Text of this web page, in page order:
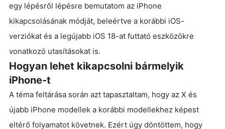
egy lépésről lépésre bemutatom az iPhone
kikapcsolásának módját, beleértve a korábbi iOS-
verziókat és a legújabb iOS 18-at futtató eszközökre
vonatkozó utasításokat is.
Hogyan lehet kikapcsolni bármelyik
iPhone-t
A téma feltárása során azt tapasztaltam, hogy az X és
újabb iPhone modellek a korábbi modellekhez képest
eltérő folyamatot követnek. Ezért úgy döntöttem, hogy